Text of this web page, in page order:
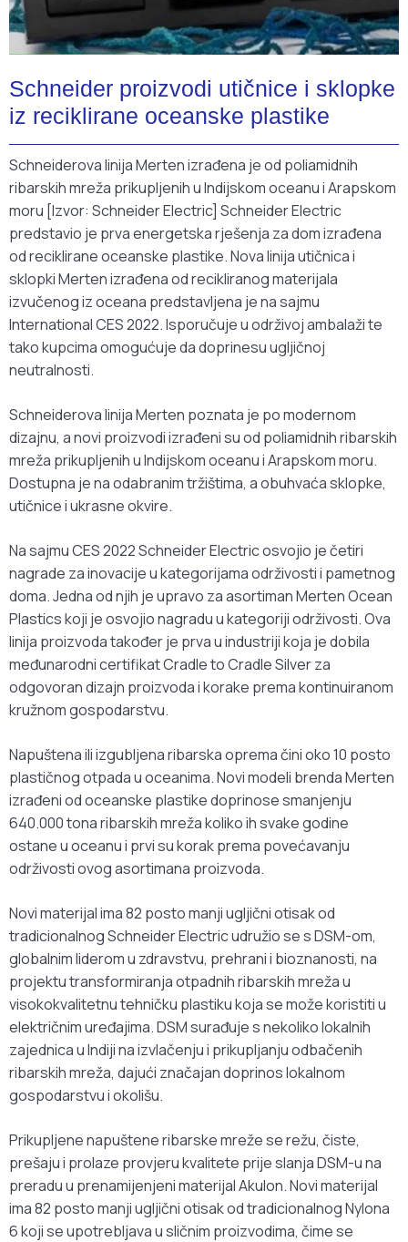
Schneider proizvodi utičnice i sklopke
iz reciklirane oceanske plastike
Schneiderova linija Merten izrađena je od poliamidnih
ribarskih mreža prikupljenih u Indijskom oceanu i Arapskom
moru [Izvor: Schneider Electric] Schneider Electric
predstavio je prva energetska rješenja za dom izrađena
od reciklirane oceanske plastike. Nova linija utičnica i
sklopki Merten izrađena od recikliranog materijala
izvučenog iz oceana predstavljena je na sajmu
International CES 2022. Isporučuje u održivoj ambalaži te
tako kupcima omogućuje da doprinesu ugljičnoj
neutralnosti.
Schneiderova linija Merten poznata je po modernom
dizajnu, a novi proizvodi izrađeni su od poliamidnih ribarskih
mreža prikupljenih u Indijskom oceanu i Arapskom moru.
Dostupna je na odabranim tržištima, a obuhvaća sklopke,
utičnice i ukrasne okvire.
Na sajmu CES 2022 Schneider Electric osvojio je četiri
nagrade za inovacije u kategorijama održivosti i pametnog
doma. Jedna od njih je upravo za asortiman Merten Ocean
Plastics koji je osvojio nagradu u kategoriji održivosti. Ova
linija proizvoda također je prva u industriji koja je dobila
međunarodni certifikat Cradle to Cradle Silver za
odgovoran dizajn proizvoda i korake prema kontinuiranom
kružnom gospodarstvu.
Napuštena ili izgubljena ribarska oprema čini oko 10 posto
plastičnog otpada u oceanima. Novi modeli brenda Merten
izrađeni od oceanske plastike doprinose smanjenju
640.000 tona ribarskih mreža koliko ih svake godine
ostane u oceanu i prvi su korak prema povećavanju
održivosti ovog asortimana proizvoda.
Novi materijal ima 82 posto manji ugljični otisak od
tradicionalnog Schneider Electric udružio se s DSM-om,
globalnim liderom u zdravstvu, prehrani i bioznanosti, na
projektu transformiranja otpadnih ribarskih mreža u
visokokvalitetnu tehničku plastiku koja se može koristiti u
električnim uređajima. DSM surađuje s nekoliko lokalnih
zajednica u Indiji na izvlačenju i prikupljanju odbačenih
ribarskih mreža, dajući značajan doprinos lokalnom
gospodarstvu i okolišu.
Prikupljene napuštene ribarske mreže se režu, čiste,
prešaju i prolaze provjeru kvalitete prije slanja DSM-u na
preradu u prenamijenjeni materijal Akulon. Novi materijal
ima 82 posto manji ugljični otisak od tradicionalnog Nylona
6 koji se upotrebljava u sličnim proizvodima, čime se